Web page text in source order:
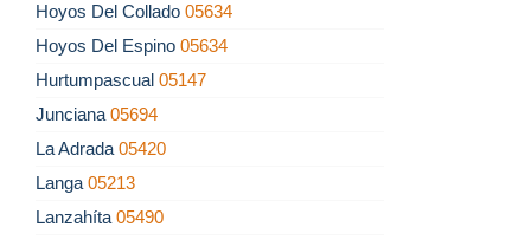
Hoyos Del Collado 05634
Hoyos Del Espino 05634
Hurtumpascual 05147
Junciana 05694
La Adrada 05420
Langa 05213
Lanzahíta 05490